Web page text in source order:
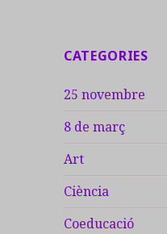
:CATEGORIES
25 novembre
8 de març
Art
Ciència
Coeducació